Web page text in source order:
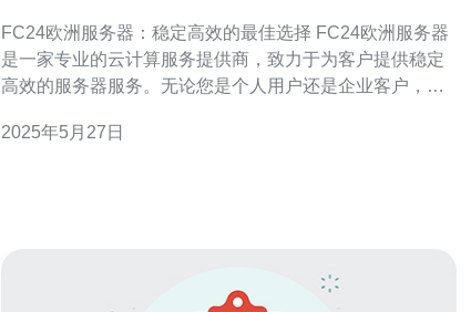
FC24欧洲服务器：稳定高效的最佳选择 FC24欧洲服务器
是一家专业的云计算服务提供商，致力于为客户提供稳定
高效的服务器服务。无论您是个人用户还是企业客户，
件设备和技术，保证服务器稳定性。我们拥有专业的技术
2025年5月27日